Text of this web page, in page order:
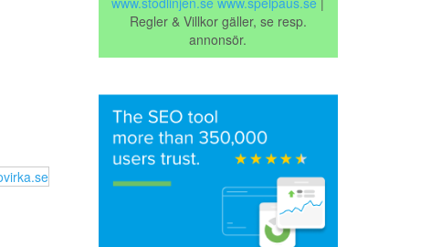
Regler & Villkor gäller, se resp.
annonsör.